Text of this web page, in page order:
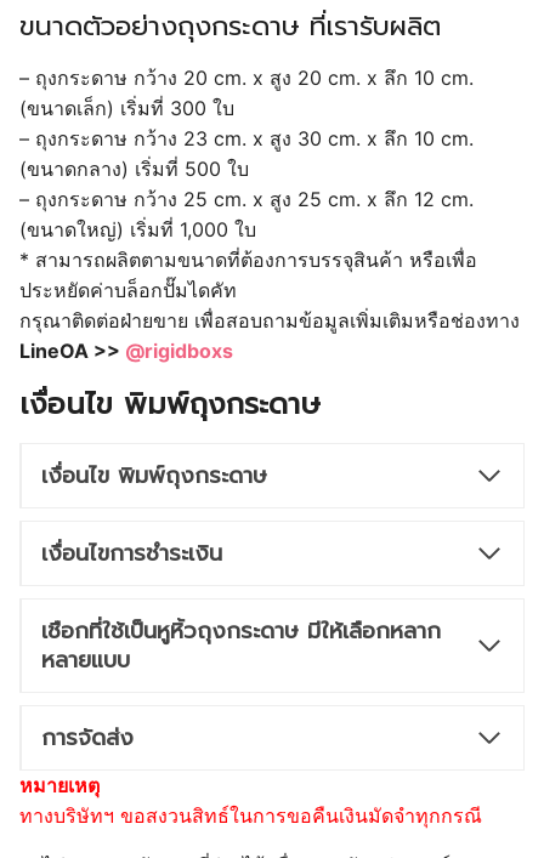
ขนาดตัวอย่างถุงกระดาษ ที่เรารับผลิต
– ถุงกระดาษ กว้าง 20 cm. x สูง 20 cm. x ลึก 10 cm.
(ขนาดเล็ก) เริ่มที่ 300 ใบ
– ถุงกระดาษ กว้าง 23 cm. x สูง 30 cm. x ลึก 10 cm.
(ขนาดกลาง) เริ่มที่ 500 ใบ
– ถุงกระดาษ กว้าง 25 cm. x สูง 25 cm. x ลึก 12 cm.
(ขนาดใหญ่) เริ่มที่ 1,000 ใบ
* สามารถผลิตตามขนาดที่ต้องการบรรจุสินค้า หรือเพื่อ
ประหยัดค่าบล็อกปั๊มไดคัท
กรุณาติดต่อฝ่ายขาย เพื่อสอบถามข้อมูลเพิ่มเติมหรือช่องทาง
LineOA >> @rigidboxs
เงื่อนไข พิมพ์ถุงกระดาษ
เงื่อนไข พิมพ์ถุงกระดาษ
เงื่อนไขการชำระเงิน
เชือกที่ใช้เป็นหูหิ้วถุงกระดาษ มีให้เลือกหลาก
หลายแบบ
การจัดส่ง
หมายเหตุ
ทางบริษัทฯ ขอสงวนสิทธ์ในการขอคืนเงินมัดจำทุกกรณี